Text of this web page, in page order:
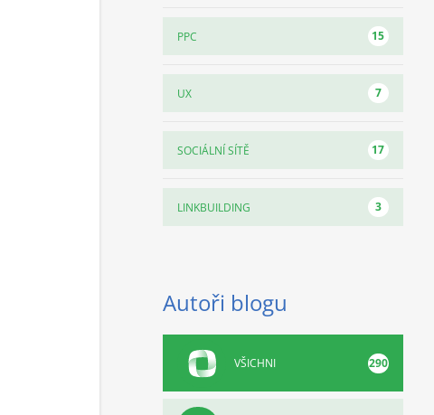
PPC 15
UX 7
SOCIÁLNÍ SÍTĚ 17
LINKBUILDING 3
Autoři blogu
VŠICHNI 290